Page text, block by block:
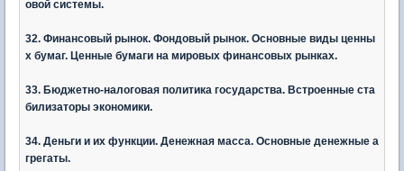
овой системы.
32. Финансовый рынок. Фондовый рынок. Основные виды ценны
х бумаг. Ценные бумаги на мировых финансовых рынках.
33. Бюджетно-налоговая политика государства. Встроенные ста
билизаторы экономики.
34. Деньги и их функции. Денежная масса. Основные денежные а
грегаты.